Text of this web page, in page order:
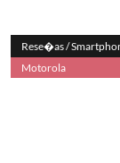
Rese�as /
Motorola